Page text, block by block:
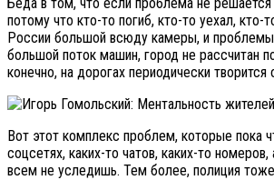
потому что кто-то погиб, кто-то уехал,
России большой всюду камеры, и проблемы
большой поток машин, город не рассчитан
конечно, на дорогах периодически творится
Вот этот комплекс проблем, которые пока
соцсетях, каких-то чатов, каких-то
всем не уследишь. Тем более, полиция